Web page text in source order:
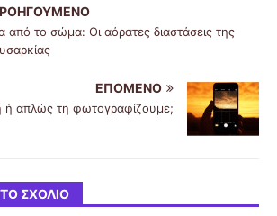
από το σώμα: Οι αόρατες διαστάσεις της
ΕΠΌΜΕΝΟ
ή απλώς τη φωτογραφίζουμε;
ΣΧΌΛΙΟ